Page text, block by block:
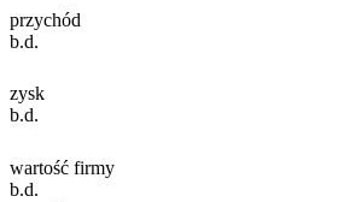
przychód
b.d.
zysk
b.d.
wartość firmy
b.d.